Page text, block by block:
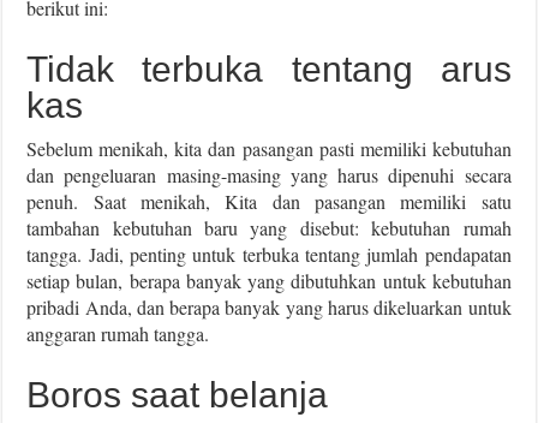
berikut ini:
Tidak terbuka tentang arus
kas
Sebelum menikah, kita dan pasangan pasti memiliki kebutuhan
dan pengeluaran masing-masing yang harus dipenuhi secara
penuh. Saat menikah, Kita dan pasangan memiliki satu
tambahan kebutuhan baru yang disebut: kebutuhan rumah
tangga. Jadi, penting untuk terbuka tentang jumlah pendapatan
setiap bulan, berapa banyak yang dibutuhkan untuk kebutuhan
pribadi Anda, dan berapa banyak yang harus dikeluarkan untuk
anggaran rumah tangga.
Boros saat belanja